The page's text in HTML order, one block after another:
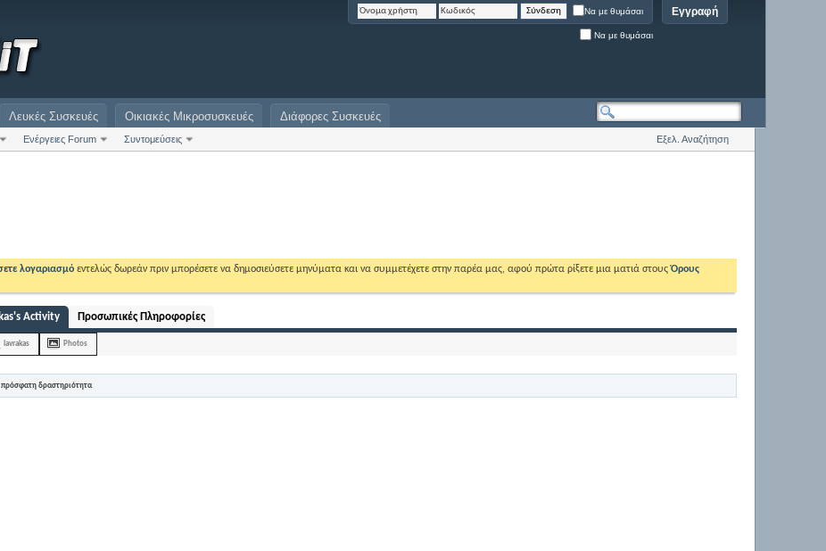
Εγγραφή
Να με θυμάσαι
Να με θυμάσαι
Ενέργειες Forum Συντομεύσεις
Λευκές Συσκευές Οικιακές Μικροσυσκευές Διάφορες Συσκευές
Εξελ. Αναζήτηση
λογαριασμό εντελώς δωρεάν πριν μπορέσετε να δημοσιεύσετε μηνύματα και να συμμετέχετε στην παρέα μας, αφού πρώτα ρίξετε μια ματιά στουςΌρους
Activity Προσωπικές Πληροφορίες
lavrakas Photos
πρόσφατη δραστηριότητα